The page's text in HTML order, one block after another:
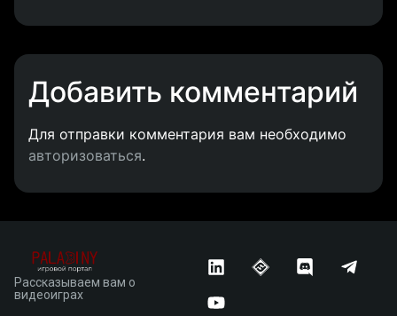
Добавить комментарий
Для отправки комментария вам необходимо
авторизоваться.
Рассказываем вам о
видеоиграх